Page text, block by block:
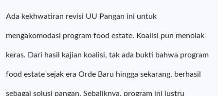
Ada kekhwatiran revisi UU Pangan ini untuk
mengakomodasi program food estate. Koalisi pun menolak
keras. Dari hasil kajian koalisi, tak ada bukti bahwa program
food estate sejak era Orde Baru hingga sekarang, berhasil
sebagai solusi pangan. Sebaliknya, program ini justru